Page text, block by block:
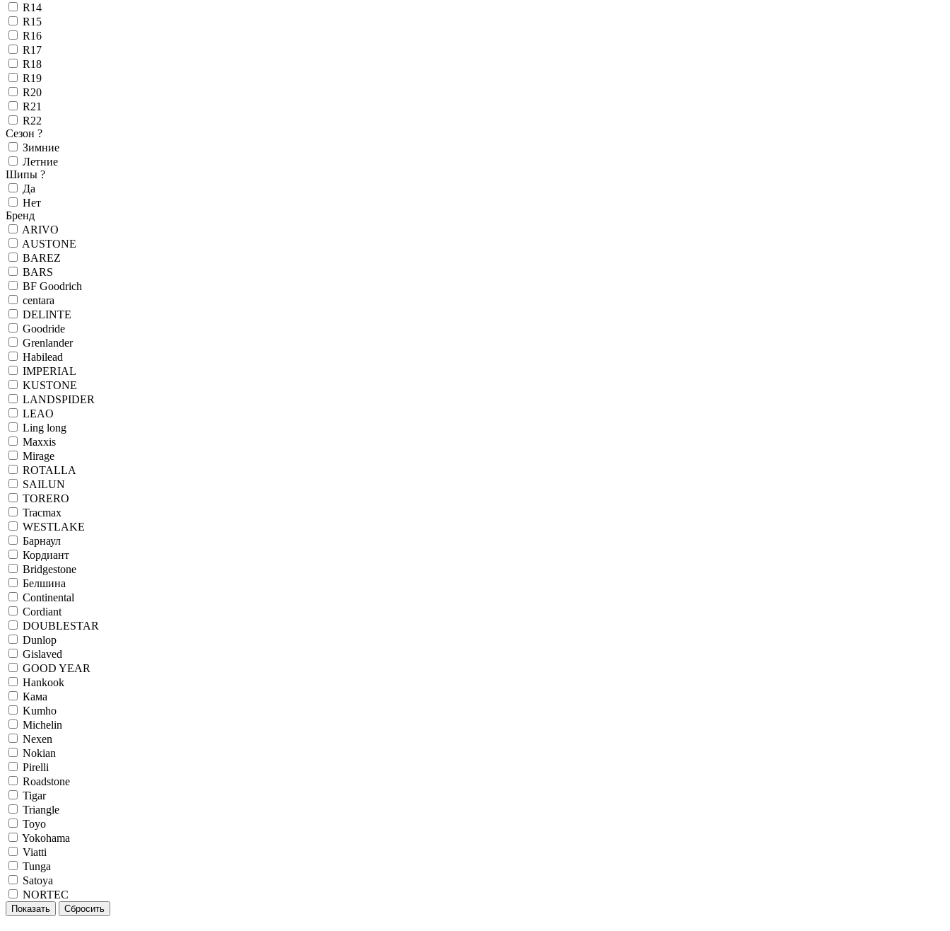
R14
R15
R16
R17
R18
R19
R20
R21
R22
Сезон ?
Зимние
Летние
Шипы ?
Да
Нет
Бренд
ARIVO
AUSTONE
BAREZ
BARS
BF Goodrich
centara
DELINTE
Goodride
Grenlander
Habilead
IMPERIAL
KUSTONE
LANDSPIDER
LEAO
Ling long
Maxxis
Mirage
ROTALLA
SAILUN
TORERO
Tracmax
WESTLAKE
Барнаул
Кордиант
Bridgestone
Белшина
Continental
Cordiant
DOUBLESTAR
Dunlop
Gislaved
GOOD YEAR
Hankook
Кама
Kumho
Michelin
Nexen
Nokian
Pirelli
Roadstone
Tigar
Triangle
Toyo
Yokohama
Viatti
Tunga
Satoya
NORTEC
Показать Сбросить